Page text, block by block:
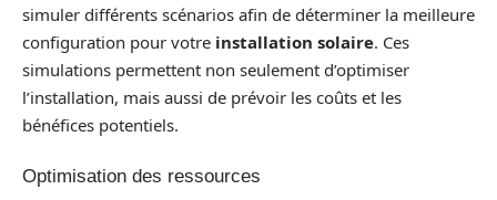
simuler différents scénarios afin de déterminer la meilleure
configuration pour votre installation solaire. Ces
simulations permettent non seulement d’optimiser
l’installation, mais aussi de prévoir les coûts et les
bénéfices potentiels.
Optimisation des ressources